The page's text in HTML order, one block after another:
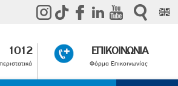
1012 ΕΠΙΚΟΙΝΩΝΙΑ
Φόρμα Επικοινωνίας